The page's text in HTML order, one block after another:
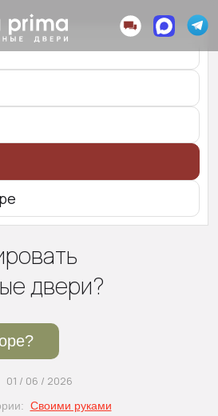
двери?
01 / 06 / 2026
Своими руками